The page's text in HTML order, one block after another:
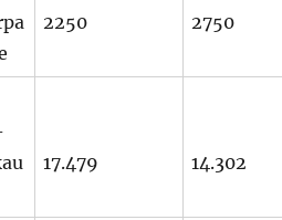
2250 2750
17.479 14.302